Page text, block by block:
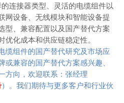
的连接器类型、灵活的电缆组件以
网设备、无线模块和智能设备提
型、兼容配置以及国产替代方案
化成本和供应链稳定性。
缆组件的国产替代研究及市场应
兼容的国产替代方案感兴趣、
方向，欢迎联系：张经理
）。我们期待与更多客户和行业伙